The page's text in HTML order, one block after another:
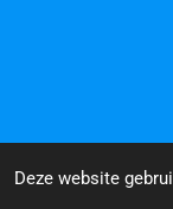
Deze website